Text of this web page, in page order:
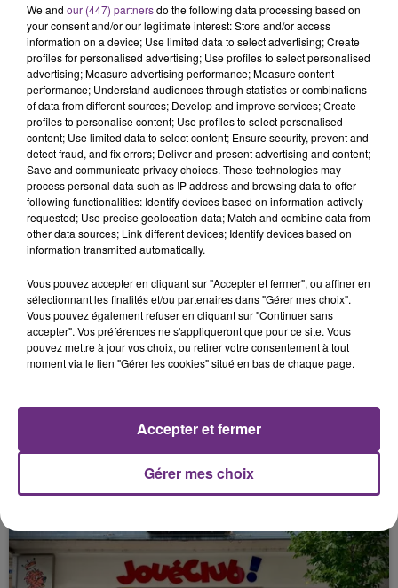
FIL D'ACTU
LA CENTRALE NUCLÉAIRE DE CHOOZ
TOUJOURS À L'ARRÊT
Cela fait déjà une semaine que la centrale
justifiée par la sécheresse intense qui est toujours
présente.
We and our (447) partnersdo the following data processing based on
your consent and/or our legitimate interest: Store and/or access
information on a device; Use limited data to select advertising; Create
profiles for personalised advertising; Use profiles to select personalised
advertising; Measure advertising performance; Measure content
performance; Understand audiences through statistics or combinations
of data from different sources; Develop and improve services; Create
profiles to personalise content; Use profiles to select personalised
content; Use limited data to select content; Ensure security, prevent and
detect fraud, and fix errors; Deliver and present advertising and content;
Save and communicate privacy choices. These technologies may
process personal data such as IP address and browsing data to offer
following functionalities: Identify devices based on information actively
requested; Use precise geolocation data; Match and combine data from
other data sources; Link different devices; Identify devices based on
information transmitted automatically.
Vous pouvez accepter en cliquant sur "Accepter et fermer", ou affiner en
sélectionnant les finalités et/ou partenaires dans "Gérer mes choix".
Vous pouvez également refuser en cliquant sur "Continuer sans
accepter". Vos préférences ne s'appliqueront que pour ce site. Vous
pouvez mettre à jour vos choix, ou retirer votre consentement à tout
moment via le lien "Gérer les cookies" situé en bas de chaque page.
Gérer mes choix
Accepter et fermer